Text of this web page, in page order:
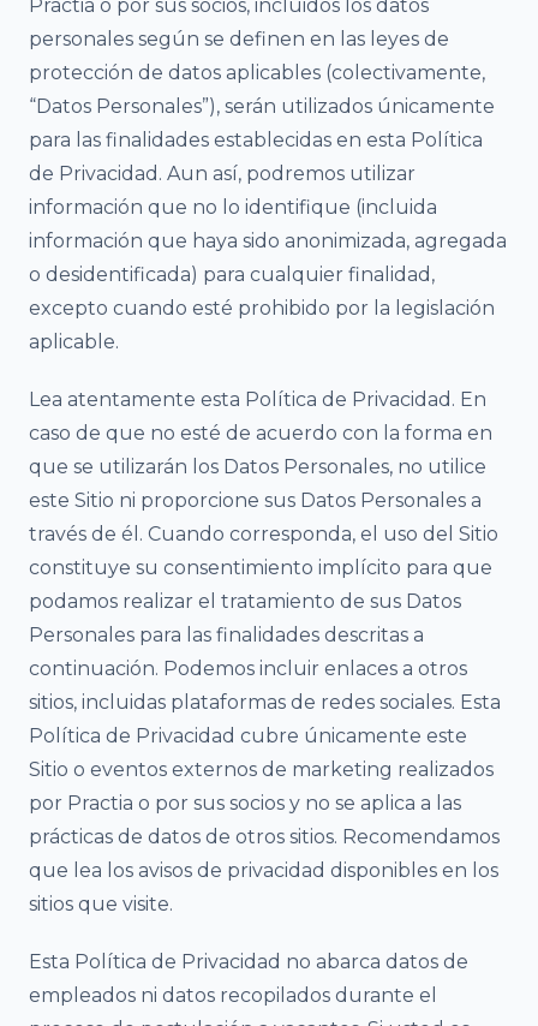
Practia o por sus socios, incluidos los datos
personales según se definen en las leyes de
protección de datos aplicables (colectivamente,
“Datos Personales”), serán utilizados únicamente
para las finalidades establecidas en esta Política
de Privacidad. Aun así, podremos utilizar
información que no lo identifique (incluida
información que haya sido anonimizada, agregada
o desidentificada) para cualquier finalidad,
excepto cuando esté prohibido por la legislación
aplicable.
Lea atentamente esta Política de Privacidad. En
caso de que no esté de acuerdo con la forma en
que se utilizarán los Datos Personales, no utilice
este Sitio ni proporcione sus Datos Personales a
través de él. Cuando corresponda, el uso del Sitio
constituye su consentimiento implícito para que
podamos realizar el tratamiento de sus Datos
Personales para las finalidades descritas a
continuación. Podemos incluir enlaces a otros
sitios, incluidas plataformas de redes sociales. Esta
Política de Privacidad cubre únicamente este
Sitio o eventos externos de marketing realizados
por Practia o por sus socios y no se aplica a las
prácticas de datos de otros sitios. Recomendamos
que lea los avisos de privacidad disponibles en los
sitios que visite.
Esta Política de Privacidad no abarca datos de
empleados ni datos recopilados durante el